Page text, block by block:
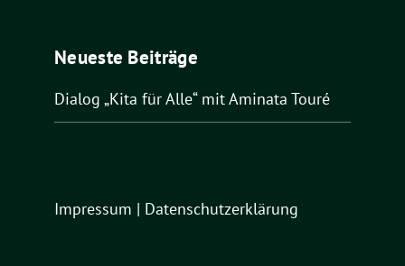
Neueste Beiträge
Dialog „Kita für Alle“ mit Aminata Touré
Impressum | Datenschutzerklärung